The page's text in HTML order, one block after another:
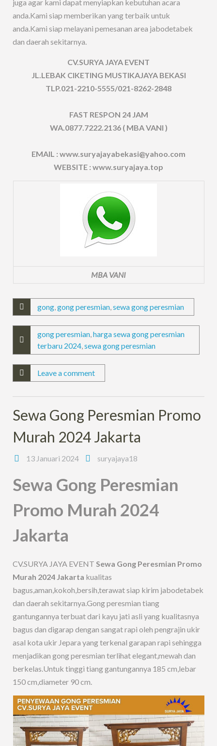
juga agar kami dapat menyiapkan kebutuhan acara
anda.Kami siap memberikan yang terbaik untuk
anda.Kami siap melayani pemesanan area jabodetabek
dan daerah sekitarnya.
CV.SURYA JAYA EVENT
JL.LEBAK CIKETING MUSTIKAJAYA BEKASI
TLP.021-2210-5555/021-8262-2848
FAST RESPON 24 JAM
WA.0877.7222.2136 ( MBA VANI )
EMAIL : www.suryajayabekasi@yahoo.com
WEBSITE : www.suryajaya.top
MBA VANI
gong,gong peresmian,sewa gong peresmian
gong peresmian,harga sewa gong peresmian
terbaru 2024,sewa gong peresmian
Leave a comment
Sewa Gong Peresmian Promo
Murah 2024 Jakarta
13 Januari 2024 suryajaya18
Sewa Gong Peresmian
Promo Murah 2024
Jakarta
CV.SURYA JAYA EVENTSewa Gong Peresmian Promo
Murah 2024 Jakarta kualitas
bagus,aman,kokoh,bersih,terawat siap kirim jabodetabek
dan daerah sekitarnya.Gong peresmian tiang
gantungannya terbuat dari kayu jati asli yang kualitasnya
bagus dan digarap dengan sangat rapi oleh pengrajin ukir
asal kota ukir Jepara yang terkenal garapan rapi sehingga
menjadikan gong peresmian terlihat elegant,mewah dan
berkelas.Untuk tinggi tiang gantungannya 185 cm,lebar
150 cm,diameter 90 cm.